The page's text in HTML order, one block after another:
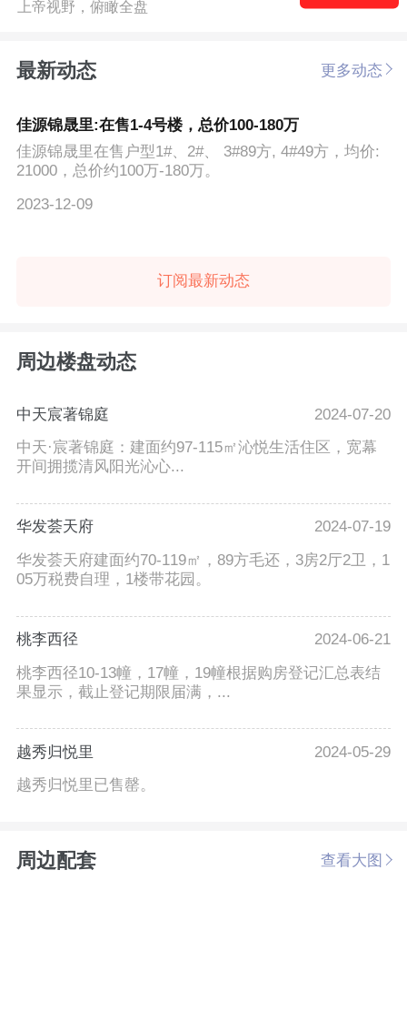
上帝视野，俯瞰全盘
最新动态 更多动态
佳源锦晟里:在售1-4号楼，总价100-180万
佳源锦晟里在售户型1#、2#、 3#89方, 4#49方，均价:
21000，总价约100万-180万。
2023-12-09
订阅最新动态
周边楼盘动态
中天宸著锦庭
2024-07-20
中天·宸著锦庭：建面约97-115㎡沁悦生活住区，宽幕
开间拥揽清风阳光沁心...
华发荟天府
2024-07-19
华发荟天府建面约70-119㎡，89方毛还，3房2厅2卫，1
05万税费自理，1楼带花园。
桃李西径
2024-06-21
桃李西径10-13幢，17幢，19幢根据购房登记汇总表结
果显示，截止登记期限届满，...
越秀归悦里
2024-05-29
越秀归悦里已售罄。
周边配套 查看大图